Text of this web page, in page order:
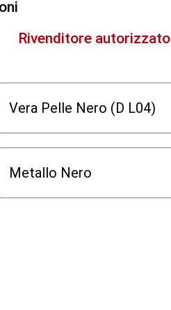
Rivenditore